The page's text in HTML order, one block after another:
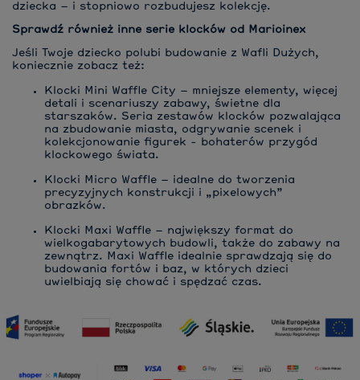
dziecka – i stopniowo rozbudujesz kolekcję.
Sprawdź również inne serie klocków od Marioinex
Jeśli Twoje dziecko polubi budowanie z Wafli Dużych,
koniecznie zobacz też:
Klocki Mini Waffle City – mniejsze elementy, więcej
detali i scenariuszy zabawy, świetne dla
starszaków. Seria zestawów klocków pozwalająca
na zbudowanie miasta, odgrywanie scenek i
kolekcjonowanie figurek - bohaterów przygód
klockowego świata.
Klocki Micro Waffle – idealne do tworzenia
precyzyjnych konstrukcji i „pixelowych”
obrazków.
Klocki Maxi Waffle – największy format do
wielkogabarytowych budowli, także do zabawy na
zewnątrz. Maxi Waffle idealnie sprawdzają się do
budowania fortów i baz, w których dzieci
uwielbiają się chować i spędzać czas.